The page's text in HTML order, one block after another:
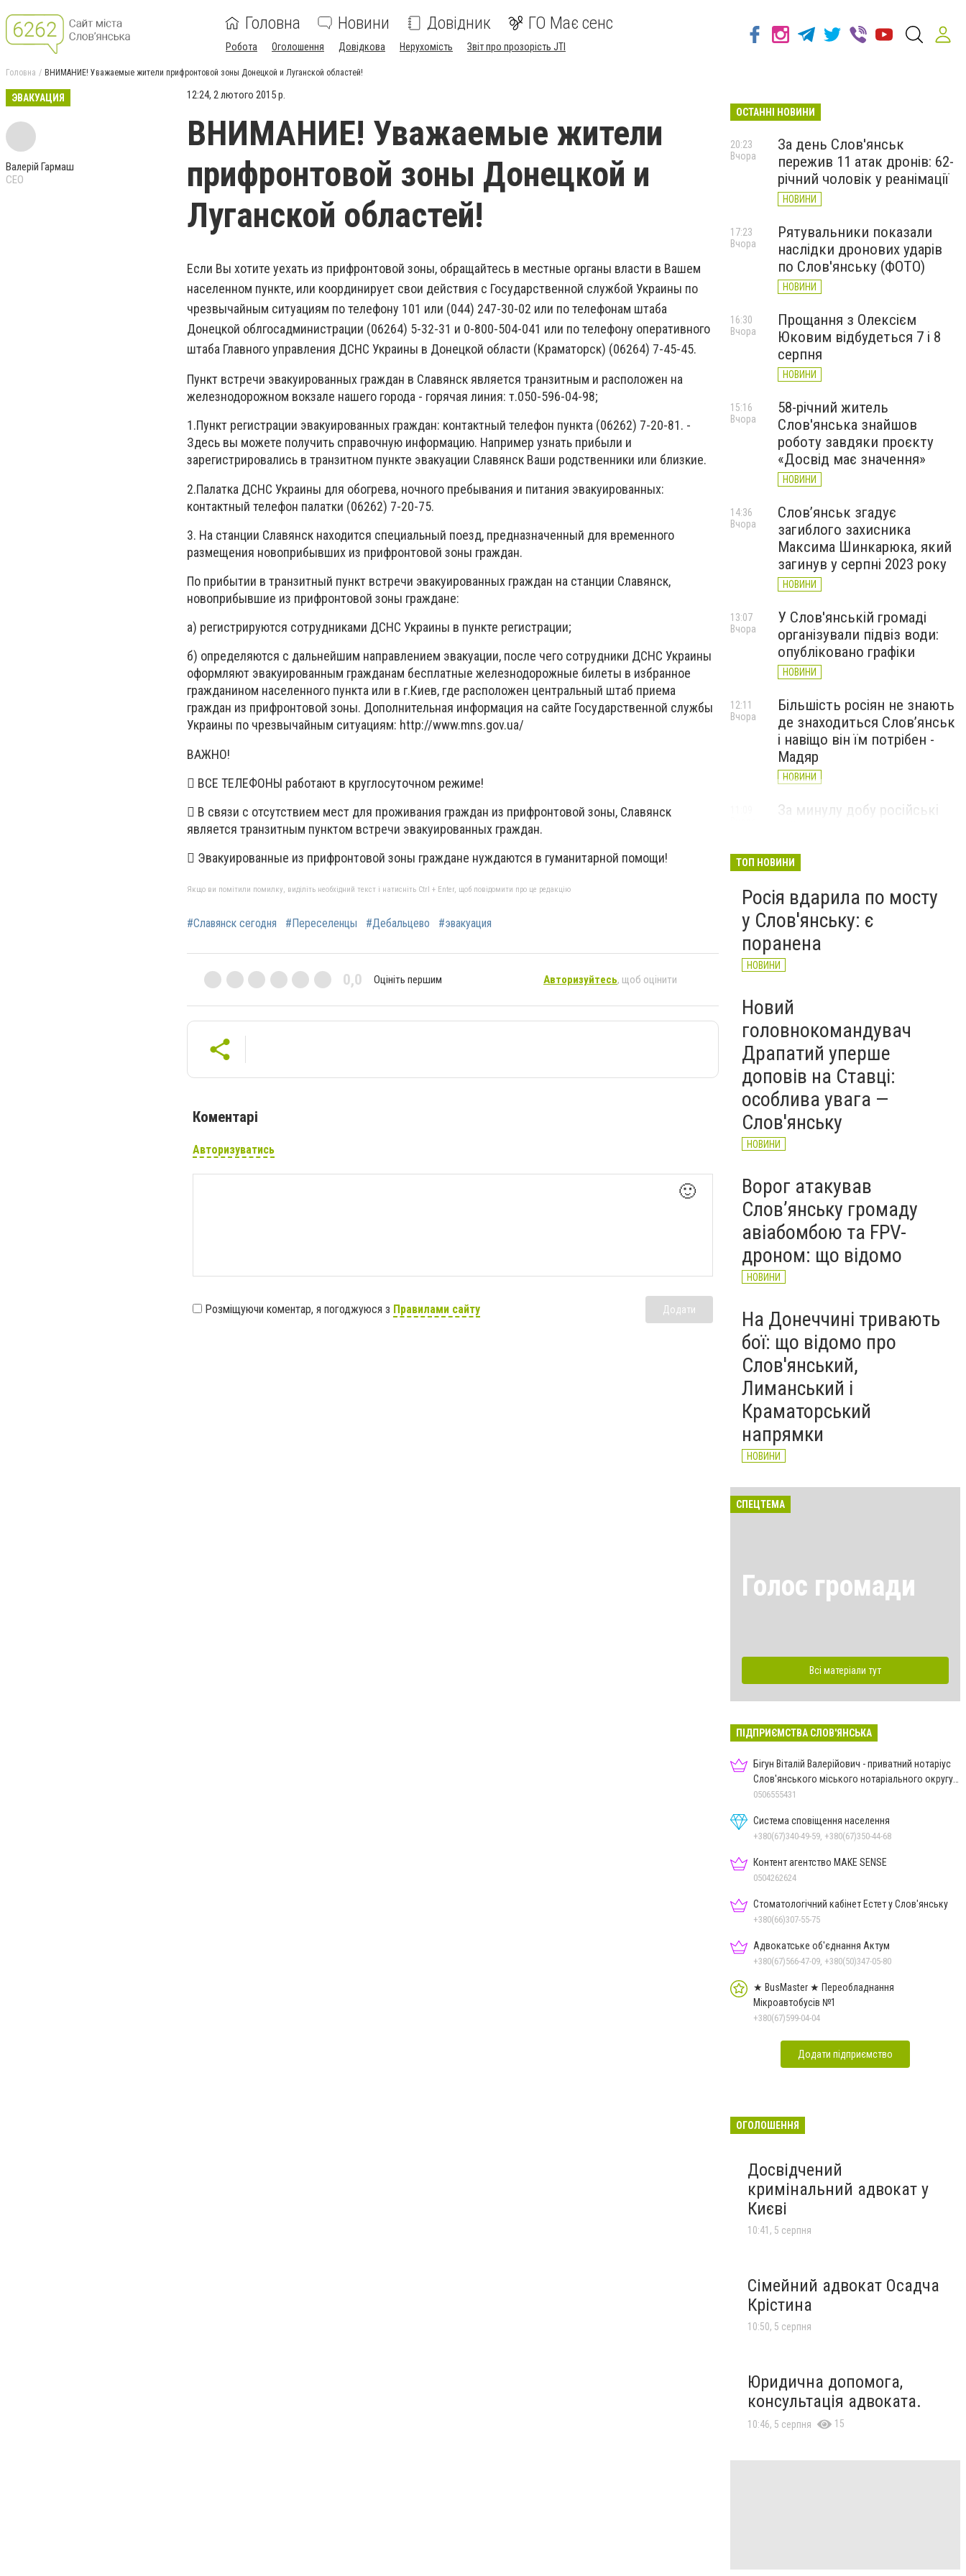
Головна Новини Довідник ГО Має сенс
Робота Оголошення Довідкова Нерухомість Звіт про прозорість JTI
Головна ВНИМАНИЕ! Уважаемые жители прифронтовой зоны Донецкой и Луганской областей!
ЭВАКУАЦИЯ
Валерій Гармаш
CEO
12:24, 2 лютого 2015 р.
ВНИМАНИЕ! Уважаемые жители
прифронтовой зоны Донецкой и
Луганской областей!
Если Вы хотите уехать из прифронтовой зоны, обращайтесь в местные органы власти в Вашем
населенном пункте, или координирует свои действия с Государственной службой Украины по
чрезвычайным ситуациям по телефону 101 или (044) 247-30-02 или по телефонам штаба
Донецкой облгосадминистрации (06264) 5-32-31 и 0-800-504-041 или по телефону оперативного
штаба Главного управления ДСНС Украины в Донецкой области (Краматорск) (06264) 7-45-45.
Пункт встречи эвакуированных граждан в Славянск является транзитным и расположен на
железнодорожном вокзале нашего города - горячая линия: т.050-596-04-98;
1.Пункт регистрации эвакуированных граждан: контактный телефон пункта (06262) 7-20-81. -
Здесь вы можете получить справочную информацию. Например узнать прибыли и
зарегистрировались в транзитном пункте эвакуации Славянск Ваши родственники или близкие.
2.Палатка ДСНС Украины для обогрева, ночного пребывания и питания эвакуированных:
контактный телефон палатки (06262) 7-20-75.
3. На станции Славянск находится специальный поезд, предназначенный для временного
размещения новоприбывших из прифронтовой зоны граждан.
По прибытии в транзитный пункт встречи эвакуированных граждан на станции Славянск,
новоприбывшие из прифронтовой зоны граждане:
а) регистрируются сотрудниками ДСНС Украины в пункте регистрации;
б) определяются с дальнейшим направлением эвакуации, после чего сотрудники ДСНС Украины
оформляют эвакуированным гражданам бесплатные железнодорожные билеты в избранное
гражданином населенного пункта или в г.Киев, где расположен центральный штаб приема
граждан из прифронтовой зоны. Дополнительная информация на сайте Государственной службы
Украины по чрезвычайным ситуациям: http://www.mns.gov.ua/
ВАЖНО!
 ВСЕ ТЕЛЕФОНЫ работают в круглосуточном режиме!
 В связи с отсутствием мест для проживания граждан из прифронтовой зоны, Славянск
является транзитным пунктом встречи эвакуированных граждан.
 Эвакуированные из прифронтовой зоны граждане нуждаются в гуманитарной помощи!
Якщо ви помітили помилку, виділіть необхідний текст і натисніть Ctrl + Enter, щоб повідомити про це редакцію
#Славянск сегодня #Переселенцы #Дебальцево #эвакуация
0,0 Оцініть першим Авторизуйтесь, щоб оцінити
Коментарі
Авторизуватись
🙂
Розміщуючи коментар, я погоджуюся з Правилами сайту Додати
ОСТАННІ НОВИНИ
За день Слов'янськ
пережив 11 атак дронів: 62-
річний чоловік у реанімації
НОВИНИ
20:23
Вчора
Рятувальники показали
наслідки дронових ударів
по Слов'янську (ФОТО)
НОВИНИ
17:23
Вчора
Прощання з Олексієм
Юковим відбудеться 7 і 8
серпня
НОВИНИ
16:30
Вчора
58-річний житель
Слов'янська знайшов
роботу завдяки проєкту
«Досвід має значення»
НОВИНИ
15:16
Вчора
Слов’янськ згадує
загиблого захисника
Максима Шинкарюка, який
загинув у серпні 2023 року
НОВИНИ
14:36
Вчора
У Слов'янській громаді
організували підвіз води:
опубліковано графіки
НОВИНИ
13:07
Вчора
Більшість росіян не знають
де знаходиться Слов’янськ
і навіщо він їм потрібен -
Мадяр
НОВИНИ
12:11
Вчора
За минулу добу російські
великої війни: 6 серпня
ТОП НОВИНИ
Росія вдарила по мосту
у Слов'янську: є
поранена
НОВИНИ
Новий
головнокомандувач
Драпатий уперше
доповів на Ставці:
особлива увага —
Слов'янську
НОВИНИ
Ворог атакував
Слов’янську громаду
авіабомбою та FPV-
дроном: що відомо
НОВИНИ
На Донеччині тривають
бої: що відомо про
Слов'янський,
Лиманський і
Краматорський
напрямки
НОВИНИ
СПЕЦТЕМА
Голос громади
Всі матеріали тут
ПІДПРИЄМСТВА СЛОВ'ЯНСЬКА
Бігун Віталій Валерійович - приватний нотаріус
Слов'янського міського нотаріального округу
Дон.обл.
0506555431
Система сповіщення населення
+380(67)340-49-59, +380(67)350-44-68
Контент агентство MAKE SENSE
0504262624
Стоматологічний кабінет Естет у Слов'янську
+380(66)307-55-75
Адвокатське об'єднання Актум
+380(67)566-47-09, +380(50)347-05-80
★ BusMaster ★ Переобладнання
Мікроавтобусів №1
+380(67)599-04-04
Додати підприємство
ОГОЛОШЕННЯ
Досвідчений
кримінальний адвокат у
Києві
10:41, 5 серпня
Сімейний адвокат Осадча
Крістина
10:50, 5 серпня
Юридична допомога,
консультація адвоката.
10:46, 5 серпня 15